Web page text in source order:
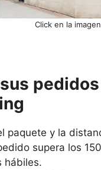
Click en la
paquete y la
supera los
hábiles.